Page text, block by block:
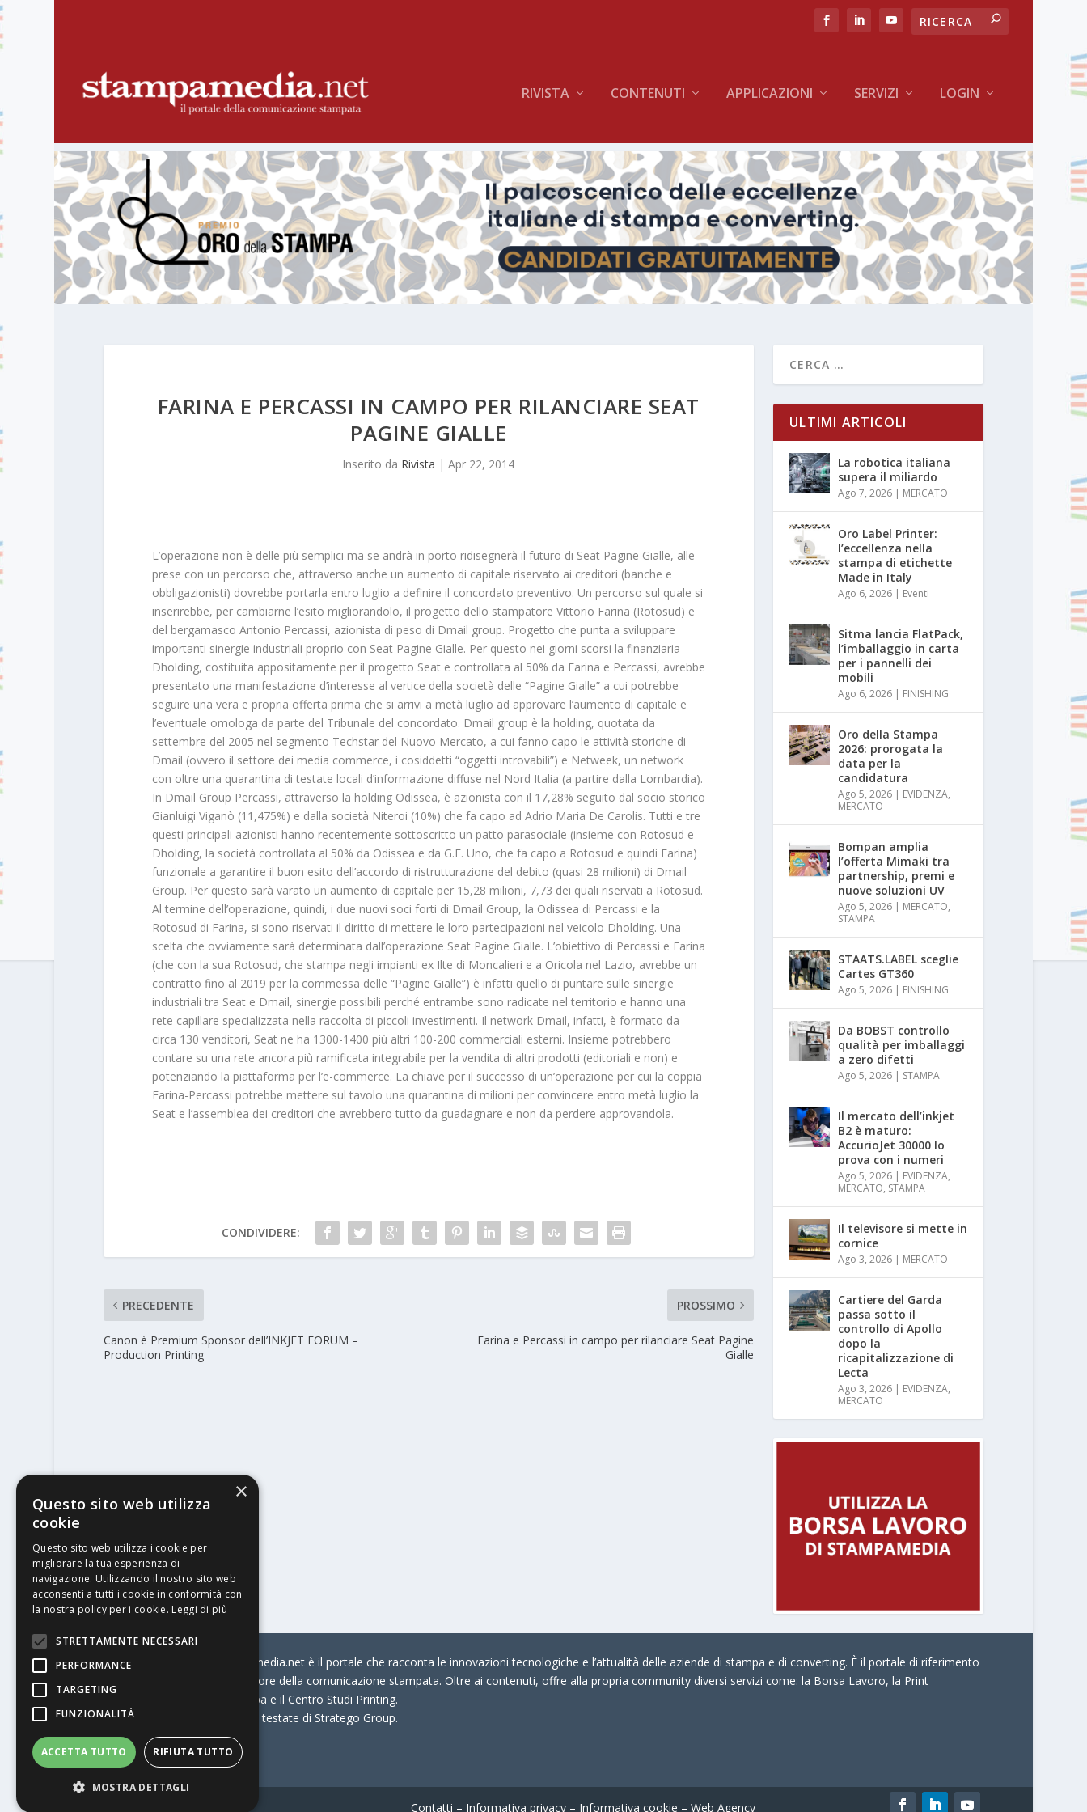
RIVISTA CONTENUTI APPLICAZIONI SERVIZI LOGIN
FARINA E PERCASSI IN CAMPO PER RILANCIARE SEAT
PAGINE GIALLE
Inserito da Rivista |Apr 22, 2014
L’operazione non è delle più semplici ma se andrà in porto ridisegnerà il futuro di Seat Pagine Gialle, alle
prese con un percorso che, attraverso anche un aumento di capitale riservato ai creditori (banche e
obbligazionisti) dovrebbe portarla entro luglio a definire il concordato preventivo. Un percorso sul quale si
inserirebbe, per cambiarne l’esito migliorandolo, il progetto dello stampatore Vittorio Farina (Rotosud) e
del bergamasco Antonio Percassi, azionista di peso di Dmail group. Progetto che punta a sviluppare
importanti sinergie industriali proprio con Seat Pagine Gialle. Per questo nei giorni scorsi la finanziaria
Dholding, costituita appositamente per il progetto Seat e controllata al 50% da Farina e Percassi, avrebbe
presentato una manifestazione d’interesse al vertice della società delle “Pagine Gialle” a cui potrebbe
seguire una vera e propria offerta prima che si arrivi a metà luglio ad approvare l’aumento di capitale e
l’eventuale omologa da parte del Tribunale del concordato. Dmail group è la holding, quotata da
settembre del 2005 nel segmento Techstar del Nuovo Mercato, a cui fanno capo le attività storiche di
Dmail (ovvero il settore dei media commerce, i cosiddetti “oggetti introvabili”) e Netweek, un network
con oltre una quarantina di testate locali d’informazione diffuse nel Nord Italia (a partire dalla Lombardia).
In Dmail Group Percassi, attraverso la holding Odissea, è azionista con il 17,28% seguito dal socio storico
Gianluigi Viganò (11,475%) e dalla società Niteroi (10%) che fa capo ad Adrio Maria De Carolis. Tutti e tre
questi principali azionisti hanno recentemente sottoscritto un patto parasociale (insieme con Rotosud e
Dholding, la società controllata al 50% da Odissea e da G.F. Uno, che fa capo a Rotosud e quindi Farina)
funzionale a garantire il buon esito dell’accordo di ristrutturazione del debito (quasi 28 milioni) di Dmail
Group. Per questo sarà varato un aumento di capitale per 15,28 milioni, 7,73 dei quali riservati a Rotosud.
Al termine dell’operazione, quindi, i due nuovi soci forti di Dmail Group, la Odissea di Percassi e la
Rotosud di Farina, si sono riservati il diritto di mettere le loro partecipazioni nel veicolo Dholding. Una
scelta che ovviamente sarà determinata dall’operazione Seat Pagine Gialle. L’obiettivo di Percassi e Farina
(che con la sua Rotosud, che stampa negli impianti ex Ilte di Moncalieri e a Oricola nel Lazio, avrebbe un
contratto fino al 2019 per la commessa delle “Pagine Gialle”) è infatti quello di puntare sulle sinergie
industriali tra Seat e Dmail, sinergie possibili perché entrambe sono radicate nel territorio e hanno una
rete capillare specializzata nella raccolta di piccoli investimenti. Il network Dmail, infatti, è formato da
circa 130 venditori, Seat ne ha 1300-1400 più altri 100-200 commerciali esterni. Insieme potrebbero
contare su una rete ancora più ramificata integrabile per la vendita di altri prodotti (editoriali e non) e
potenziando la piattaforma per l’e-commerce. La chiave per il successo di un’operazione per cui la coppia
Farina-Percassi potrebbe mettere sul tavolo una quarantina di milioni per convincere entro metà luglio la
Seat e l’assemblea dei creditori che avrebbero tutto da guadagnare e non da perdere approvandola.
CONDIVIDERE:
PRECEDENTE
Canon è Premium Sponsor dell’INKJET FORUM –
Production Printing
PROSSIMO
Farina e Percassi in campo per rilanciare Seat Pagine
Gialle
ULTIMI ARTICOLI
La robotica italiana
supera il miliardo
Ago 7, 2026 | MERCATO
Oro Label Printer:
l’eccellenza nella
stampa di etichette
Made in Italy
Ago 6, 2026 | Eventi
Sitma lancia FlatPack,
l’imballaggio in carta
per i pannelli dei
mobili
Ago 6, 2026 | FINISHING
Oro della Stampa
2026: prorogata la
data per la
candidatura
Ago 5, 2026 | EVIDENZA,
MERCATO
Bompan amplia
l’offerta Mimaki tra
partnership, premi e
nuove soluzioni UV
Ago 5, 2026 | MERCATO,
STAMPA
STAATS.LABEL sceglie
Cartes GT360
Ago 5, 2026 | FINISHING
Da BOBST controllo
qualità per imballaggi
a zero difetti
Ago 5, 2026 | STAMPA
Il mercato dell’inkjet
B2 è maturo:
AccurioJet 30000 lo
prova con i numeri
Ago 5, 2026 | EVIDENZA,
MERCATO, STAMPA
Il televisore si mette in
cornice
Ago 3, 2026 | MERCATO
Cartiere del Garda
passa sotto il
controllo di Apollo
dopo la
ricapitalizzazione di
Lecta
Ago 3, 2026 | EVIDENZA,
MERCATO
© Stratego Group –
stampamedia.net è il portale che racconta le innovazioni tecnologiche e l’attualità delle aziende di stampa e di converting. È il portale di riferimento
per chi opera in Italia nel settore della comunicazione stampata. Oltre ai contenuti, offre alla propria community diversi servizi come: la Borsa Lavoro, la Print
Connection, i Big della Stampa e il Centro Studi Printing.
Stampamedia.net è una delle testate di Stratego Group.
Partita IVA07921450156
Contatti – Informativa privacy– Informativa cookie – Web Agency
×
Questo sito web utilizza
cookie
Questo sito web utilizza i cookie per
migliorare la tua esperienza di
navigazione. Utilizzando il nostro sito web
acconsenti a tutti i cookie in conformità con
la nostra policy per i cookie. Leggi di più
STRETTAMENTE NECESSARI
PERFORMANCE
TARGETING
FUNZIONALITÀ
ACCETTA TUTTO RIFIUTA TUTTO
MOSTRA DETTAGLI